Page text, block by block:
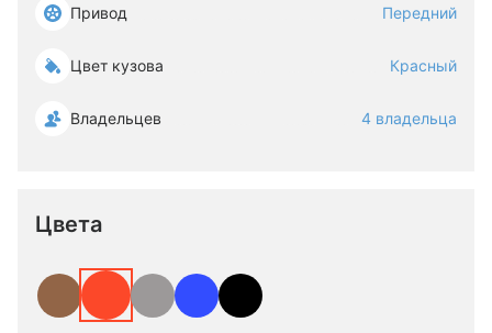
Привод Передний
Цвет кузова Красный
Владельцев 4 владельца
Цвета